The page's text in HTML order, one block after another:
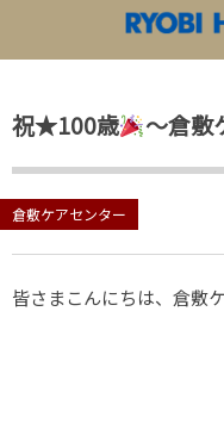
祝★100歳 ～倉敷
倉敷ケアセンター
皆さまこんにちは、倉敷
各施設News&Information
両備ヘルシーケアアカデミー